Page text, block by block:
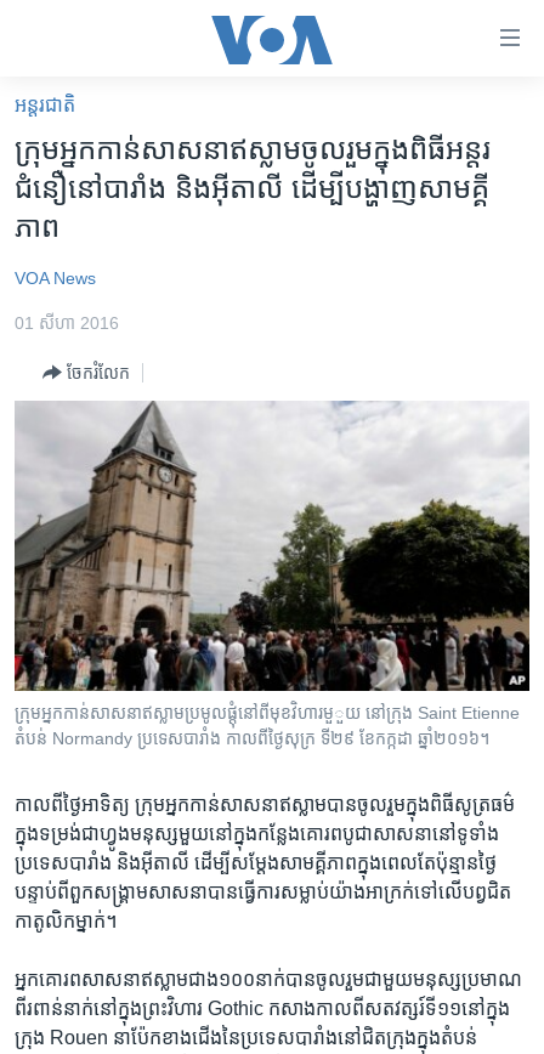
គេហទំព័រ​
ទាក់ទង
រំលង​
និង​
ចូល​
ទំព័រ​
ព័ត៌មាន​​
រំលង​
រចនា
សម្ព័ន្ធ​
រំលង​
និង​
ចូល​
ទៅ​
កាន់​
ទំព័រ​
រក
អន្តរជាតិ
ព្រឹត្តិការណ៍ព័ត៌មាន
ទូរទស្សន៍ / វីដេអូ​
វិទ្យុ / ផតខាសថ៍
កម្មវិធីទាំងអស់
Khmer English
បណ្តាញ​សង្គម
អន្តរជាតិ
ក្រុម​អ្នក​កាន់​សាសនាឥស្លាម​ចូលរួម​ក្នុង​ពិធី​អន្តរ
ជំនឿ​នៅ​បារាំង និង​អ៊ីតាលី​ ដើម្បី​បង្ហាញ​សាមគ្គី
ភាព
VOA News
01 សីហា 2016
ចែករំលែក
ក្រុម​អ្នកកាន់សាសនា​ឥស្លាម​ប្រមូលផ្តុំ​នៅ​ពីមុខ​វិហារមួួយ នៅ​ក្រុង Saint Etienne
តំបន់ Normandy ប្រទេស​បារាំង កាល​ពី​ថ្ងៃ​សុក្រ ទី២៩ ខែ​កក្កដា ឆ្នាំ​២០១៦។
កាលពីថ្ងៃ​អាទិត្យ​ ក្រុម​អ្នកកាន់សាសនា​ឥស្លាម​បានចូល​រួមក្នុង​ពិធី​សូត្រ​ធម៌​
ក្នុង​ទម្រង់​ជា​ហ្វូងមនុស្ស​មួយ​នៅ​ក្នុង​កន្លែង​គោរព​បូជា​សាសនា​នៅ​ទូទាំង
ប្រទេស​បារាំង​ និង​អ៊ីតាលី​ ដើម្បី​សម្តែង​សាមគ្គីភាព​ក្នុង​ពេល​តែ​ប៉ុន្មាន​ថ្ងៃ​
បន្ទាប់​ពី​ពួក​សង្រ្គាម​សាសនា​បាន​ធ្វើ​ការ​សម្លាប់​យ៉ាង​អាក្រក់​ទៅ​លើ​បព្វជិត​
កាតូលិកម្នាក់។
អ្នក​គោរព​សាសនា​ឥស្លាម​ជាង​១០០នាក់​បាន​ចូល​រួម​ជាមួយ​មនុស្សប្រមាណ​
ពីរ​ពាន់​នាក់នៅ​ក្នុង​ព្រះវិហារ​ Gothic កសាង​កាល​ពី​សតវត្សរ៍​ទី​១១​នៅ​ក្នុង​
ក្រុង Rouen នា​ប៉ែក​ខាង​ជើង​នៃប្រទេស​បារាំ​ងនៅជិត​ក្រុងក្នុង​តំបន់